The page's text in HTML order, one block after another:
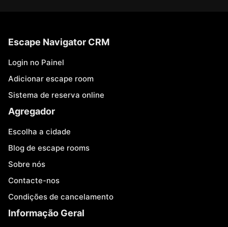
Escape Navigator CRM
Login no Painel
Adicionar escape room
Sistema de reserva online
Agregador
Escolha a cidade
Blog de escape rooms
Sobre nós
Contacte-nos
Condições de cancelamento
Informação Geral